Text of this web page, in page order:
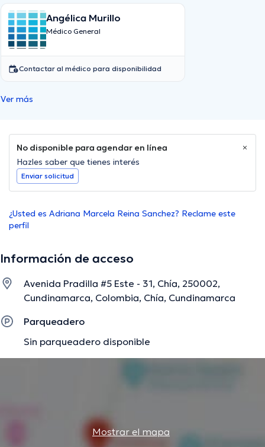
Angélica Murillo
Médico General
Contactar al médico para disponibilidad
Ver más
No disponible para agendar en línea
Hazles saber que tienes interés
Enviar solicitud
¿Usted es Adriana Marcela Reina Sanchez? Reclame este
perfil
Información de acceso
Avenida Pradilla #5 Este - 31, Chía, 250002,
Cundinamarca, Colombia, Chía, Cundinamarca
Parqueadero
Sin parqueadero disponible
Mostrar el mapa